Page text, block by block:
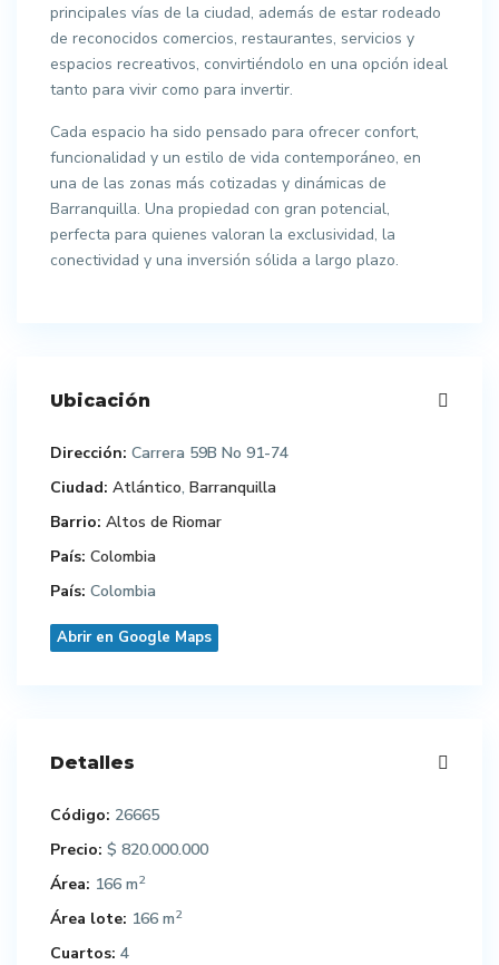
principales vías de la ciudad, además de estar rodeado
de reconocidos comercios, restaurantes, servicios y
espacios recreativos, convirtiéndolo en una opción ideal
tanto para vivir como para invertir.
Cada espacio ha sido pensado para ofrecer confort,
funcionalidad y un estilo de vida contemporáneo, en
una de las zonas más cotizadas y dinámicas de
Barranquilla. Una propiedad con gran potencial,
perfecta para quienes valoran la exclusividad, la
conectividad y una inversión sólida a largo plazo.
Ubicación
Dirección: Carrera 59B No 91-74
Ciudad: Atlántico, Barranquilla
Barrio: Altos de Riomar
País: Colombia
País: Colombia
Abrir en Google Maps
Detalles
Código: 26665
Precio: $ 820.000.000
Área: 166 m2
Área lote: 166 m2
Cuartos: 4